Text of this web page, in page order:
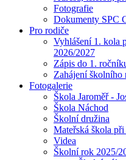
Fotografie
Dokumenty SPC
Pro rodiče
Vyhlášení 1. kola
2026/2027
Zápis do 1.
Zahájení školního
Fotogalerie
Škola Jaroměř -
Škola Náchod
Školní družina
Mateřská škola
Videa
Školní rok 2025/